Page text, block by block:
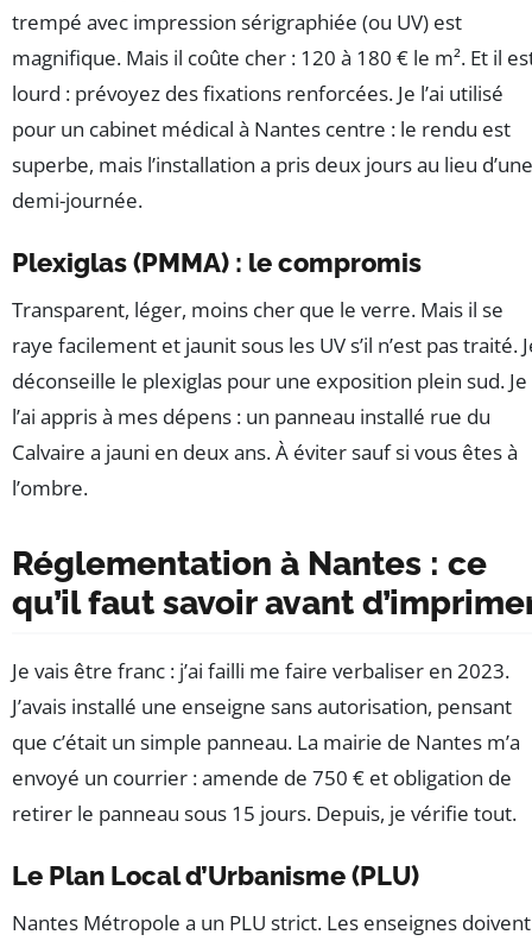
trempé avec impression sérigraphiée (ou UV) est
magnifique. Mais il coûte cher : 120 à 180 € le m². Et il
lourd : prévoyez des fixations renforcées. Je l’ai utilisé
pour un cabinet médical à Nantes centre : le rendu est
superbe, mais l’installation a pris deux jours au lieu d’une
demi-journée.
Plexiglas (PMMA) : le compromis
Transparent, léger, moins cher que le verre. Mais il se
raye facilement et jaunit sous les UV s’il n’est pas traité.
déconseille le plexiglas pour une exposition plein sud. Je
l’ai appris à mes dépens : un panneau installé rue du
Calvaire a jauni en deux ans. À éviter sauf si vous êtes à
l’ombre.
Réglementation à Nantes : ce
qu’il faut savoir avant
Je vais être franc : j’ai failli me faire verbaliser en 2023.
J’avais installé une enseigne sans autorisation, pensant
que c’était un simple panneau. La mairie de Nantes m’a
envoyé un courrier : amende de 750 € et obligation de
retirer le panneau sous 15 jours. Depuis, je vérifie tout.
Le Plan Local d’Urbanisme (PLU)
Nantes Métropole a un PLU strict. Les enseignes doivent